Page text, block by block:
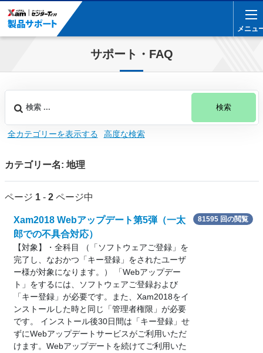
メニュ
メニュ
サポート・FAQ
検索
全カテゴリーを表示する 高度な検索
カテゴリー名: 地理
ページ 1- 2ページ中
Xam2018 Webアップデート第5弾（一太
郎での不具合対応）
【対象】・全科目 （「ソフトウェアご登録」を
完了し、なおかつ「キー登録」をされたユーザ
ー様が対象になります。） 「Webアップデー
ト」をするには、ソフトウェアご登録および
「キー登録」が必要です。また、Xam2018をイ
ンストールした時と同じ「管理者権限」が必要
です。 インストール後30日間は「キー登録」せ
ずにWebアップデートサービスがご利用いただ
けます。Webアップデートを続けてご利用いた
81595 回の閲覧